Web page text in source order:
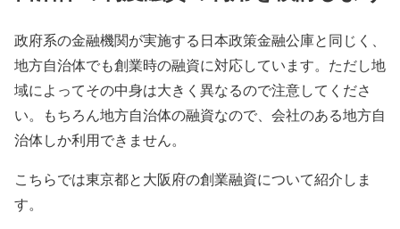
政府系の金融機関が実施する日本政策金融公庫と同じく、
地方自治体でも創業時の融資に対応しています。ただし地
域によってその中身は大きく異なるので注意してくださ
い。もちろん地方自治体の融資なので、会社のある地方自
治体しか利用できません。
こちらでは東京都と大阪府の創業融資について紹介しま
す。